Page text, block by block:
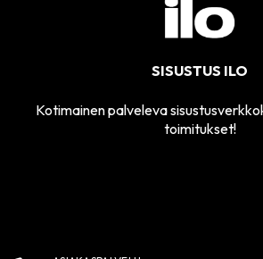
SISUSTUS ILO
Kotimainen palveleva
toimitukset!